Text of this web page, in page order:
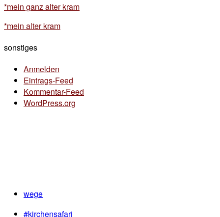
*mein ganz alter kram
*mein alter kram
sonstiges
Anmelden
Eintrags-Feed
Kommentar-Feed
WordPress.org
wege
#kirchensafari